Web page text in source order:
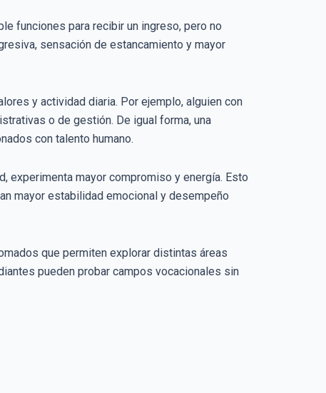
funciones para recibir un ingreso, pero no
sensación de estancamiento y mayor
y actividad diaria. Por ejemplo, alguien con
o de gestión. De igual forma, una
con talento humano.
experimenta mayor compromiso y energía. Esto
mayor estabilidad emocional y desempeño
que permiten explorar distintas áreas
pueden probar campos vocacionales sin